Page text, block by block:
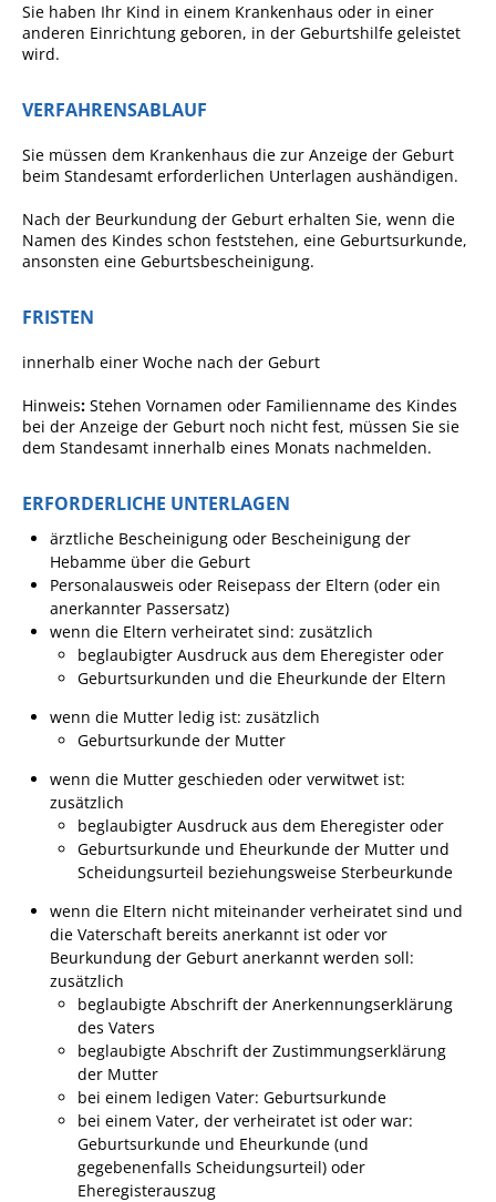
Gemmrigheimer
Wirtschaft + Handel
RATHAUS
Online-Bürgerportal
Bürgerservice
Behördenwegweiser
Lebenslagen
Leistungen - Service BW
Neubürgerinfos
Formulare
Wissenswertes/Service
Mängelmeldung online
Winterdienst
Gleichstellung
Selbstbestimmung
Fachstelle
Wohnungssicherung
Öffentliche
Bekanntmachungen
Ausschreibungen
Bebauungspläne
Sie haben Ihr Kind in einem Krankenhaus oder in einer
anderen Einrichtung geboren, in der Geburtshilfe geleistet
wird.
VERFAHRENSABLAUF
Sie müssen dem Krankenhaus die zur Anzeige der Geburt
beim Standesamt erforderlichen Unterlagen aushändigen.
Nach der Beurkundung der Geburt erhalten Sie, wenn die
Namen des Kindes schon feststehen, eine Geburtsurkunde,
ansonsten eine Geburtsbescheinigung.
FRISTEN
innerhalb einer Woche nach der Geburt
Hinweis: Stehen Vornamen oder Familienname des Kindes
bei der Anzeige der Geburt noch nicht fest, müssen Sie sie
dem Standesamt innerhalb eines Monats nachmelden.
ERFORDERLICHE UNTERLAGEN
ärztliche Bescheinigung oder Bescheinigung der
Hebamme über die Geburt
Personalausweis oder Reisepass der Eltern (oder ein
anerkannter Passersatz)
wenn die Eltern verheiratet sind: zusätzlich
beglaubigter Ausdruck aus dem Eheregister oder
Geburtsurkunden und die Eheurkunde der Eltern
wenn die Mutter ledig ist: zusätzlich
Geburtsurkunde der Mutter
wenn die Mutter geschieden oder verwitwet ist:
zusätzlich
beglaubigter Ausdruck aus dem Eheregister oder
Geburtsurkunde und Eheurkunde der Mutter und
Scheidungsurteil beziehungsweise Sterbeurkunde
wenn die Eltern nicht miteinander verheiratet sind und
die Vaterschaft bereits anerkannt ist oder vor
Beurkundung der Geburt anerkannt werden soll:
zusätzlich
beglaubigte Abschrift der Anerkennungserklärung
des Vaters
beglaubigte Abschrift der Zustimmungserklärung
der Mutter
bei einem ledigen Vater: Geburtsurkunde
bei einem Vater, der verheiratet ist oder war:
Geburtsurkunde und Eheurkunde (und
gegebenenfalls Scheidungsurteil) oder
Eheregisterauszug